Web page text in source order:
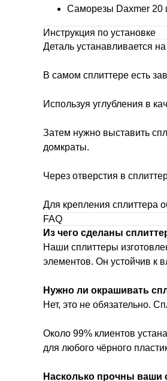
Саморезы Daxmer 20
Инструкция по установке
Деталь устанавливается
В самом сплиттере есть
Используя углубления в
Затем нужно выставить
домкраты.
Через отверстия в
Для крепления сплиттера
FAQ
Из чего сделаны
Наши сплиттеры
элементов. Он устойчив к
Нужно ли окрашивать
Нет, это не обязательно.
Около 99% клиентов
для любого чёрного
Насколько прочны ваши